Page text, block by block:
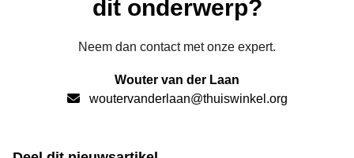
dit onderwerp?
Neem dan contact met onze expert.
Wouter van der Laan
woutervanderlaan@thuiswinkel.org